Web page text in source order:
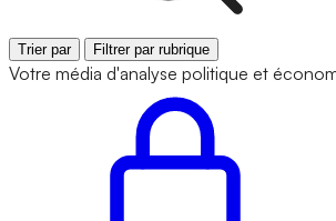
Trier par Filtrer par rubrique
Votre média d'analyse politique et